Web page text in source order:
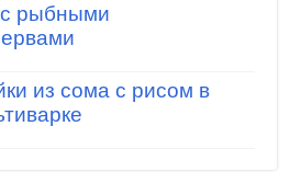
рыбными
из сома с рисом в